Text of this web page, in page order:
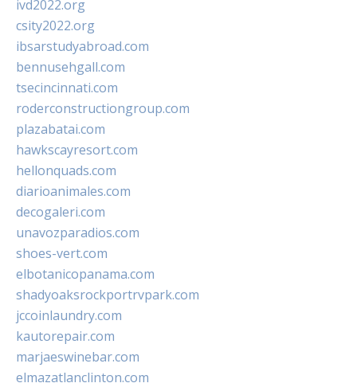
ivd2022.org
csity2022.org
ibsarstudyabroad.com
bennusehgall.com
tsecincinnati.com
roderconstructiongroup.com
plazabatai.com
hawkscayresort.com
hellonquads.com
diarioanimales.com
decogaleri.com
unavozparadios.com
shoes-vert.com
elbotanicopanama.com
shadyoaksrockportrvpark.com
jccoinlaundry.com
kautorepair.com
marjaeswinebar.com
elmazatlanclinton.com